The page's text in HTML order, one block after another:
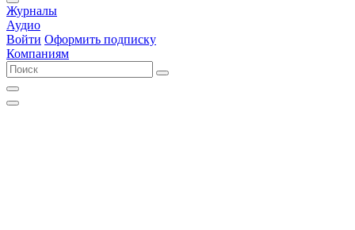
Журналы
Аудио
Войти Оформить подписку
Компаниям